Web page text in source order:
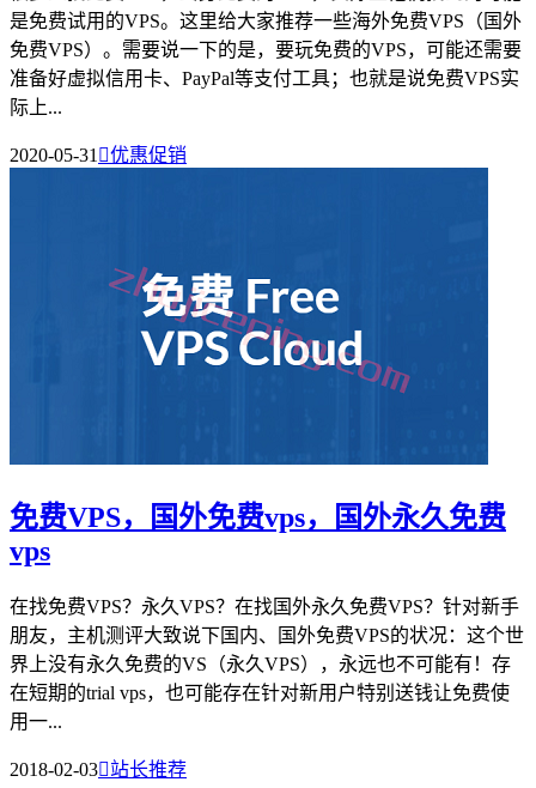
是免费试用的VPS。这里给大家推荐一些海外免费VPS（国外
免费VPS）。需要说一下的是，要玩免费的VPS，可能还需要
准备好虚拟信用卡、PayPal等支付工具；也就是说免费VPS实
际上...
2020-05-31 优惠促销
免费VPS，国外免费vps，国外永久免费
vps
在找免费VPS？永久VPS？在找国外永久免费VPS？针对新手
朋友，主机测评大致说下国内、国外免费VPS的状况：这个世
界上没有永久免费的VS（永久VPS），永远也不可能有！存
在短期的trial vps，也可能存在针对新用户特别送钱让免费使
用一...
2018-02-03站长推荐